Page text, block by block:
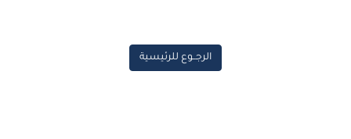
الرجــوع للرئيسية